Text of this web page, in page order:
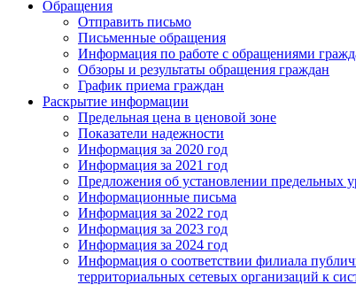
Обращения
Отправить письмо
Письменные обращения
Информация по работе с обращениями
Обзоры и результаты обращения граждан
График приема граждан
Раскрытие информации
Предельная цена в ценовой зоне
Показатели надежности
Информация за 2020 год
Информация за 2021 год
Предложения об установлении предельных
Информационные письма
Информация за 2022 год
Информация за 2023 год
Информация за 2024 год
Информация о соответствии филиала
территориальных сетевых организаций к